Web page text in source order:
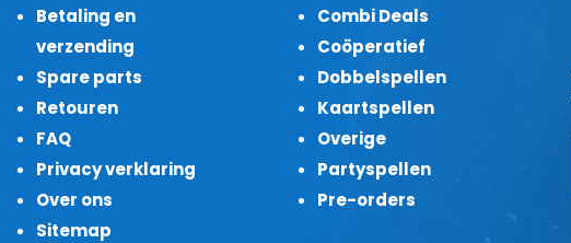
Betaling en
verzending
Spare parts
Retouren
FAQ
Privacy verklaring
Over ons
Sitemap
Combi Deals
Coöperatief
Dobbelspellen
Kaartspellen
Overige
Partyspellen
Pre-orders